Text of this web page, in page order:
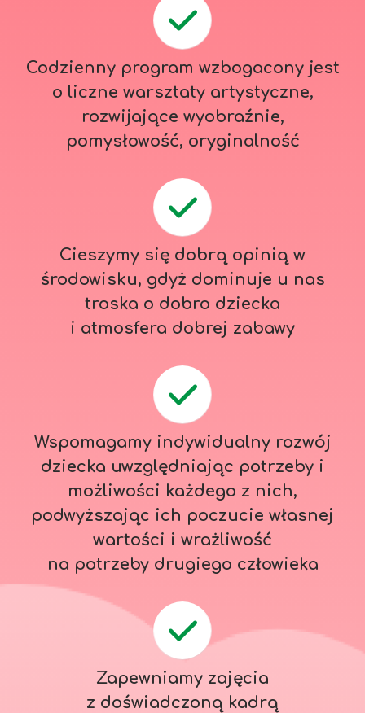
Codzienny program wzbogacony jest
o liczne warsztaty artystyczne,
rozwijające wyobraźnie,
pomysłowość, oryginalność
Cieszymy się dobrą opinią w
środowisku, gdyż dominuje u nas
troska o dobro dziecka
i atmosfera dobrej zabawy
Wspomagamy indywidualny rozwój
dziecka uwzględniając potrzeby i
możliwości każdego z nich,
podwyższając ich poczucie własnej
wartości i wrażliwość
na potrzeby drugiego człowieka
Zapewniamy zajęcia
z doświadczoną kadrą